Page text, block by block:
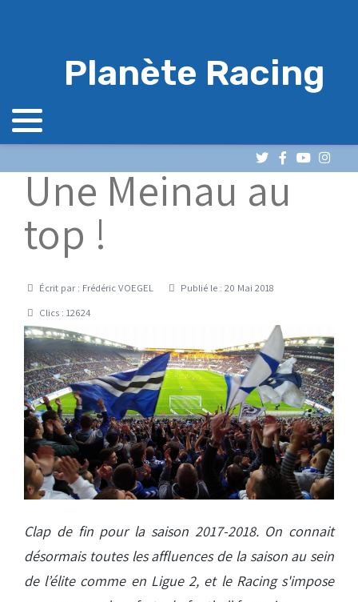
Planète Racing
Une Meinau au
top !
DétailsÉcrit par : Frédéric VOEGEL
Publié le : 20 Mai 2018
Clics : 12624
Clap de fin pour la saison 2017-2018. On connait
désormais toutes les affluences de la saison au sein
de l’élite comme en Ligue 2, et le Racing s'impose